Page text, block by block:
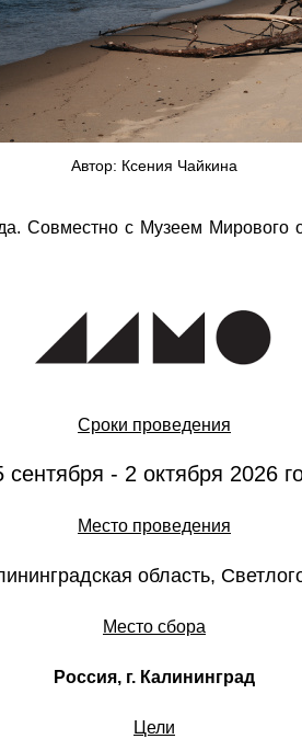
Автор: Ксения Чайкина
Совместно с Музеем
Сроки проведения
сентября - 2 октября 2026
Место проведения
область,
Место сбора
Россия, г. Калининград
Цели